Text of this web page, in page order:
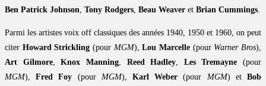
Ben Patrick Johnson Tony Rodgers Beau Weaver et Brian Cummings
Parmi les artistes voix off classiques des années 1940, 1950 et 1960, on peut
citer Howard Strickling (pour MGM),Lou Marcelle (pour Warner Bros),
Art Gilmore,Knox Manning, Reed Hadley Les Tremayne (pour
MGM),Fred Foy (pour MGM),Karl Weber (pour MGM) etBob